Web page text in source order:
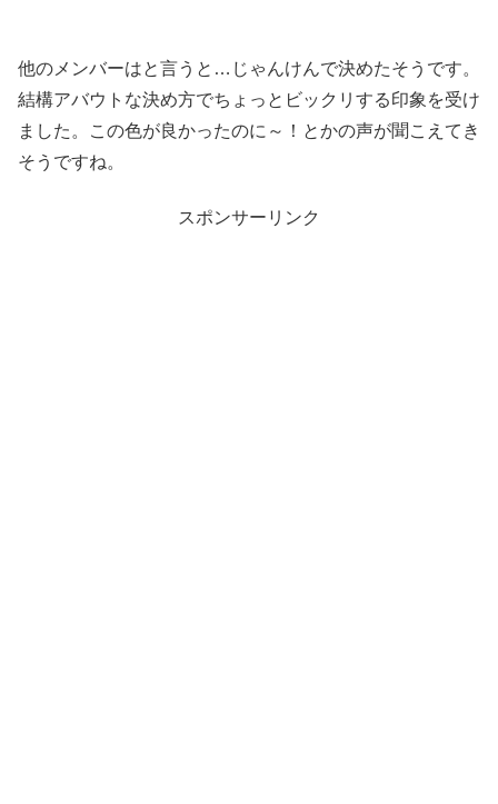
他のメンバーはと言うと…じゃんけんで決めたそうです。
結構アバウトな決め方でちょっとビックリする印象を受け
ました。この色が良かったのに～！とかの声が聞こえてき
そうですね。
スポンサーリンク